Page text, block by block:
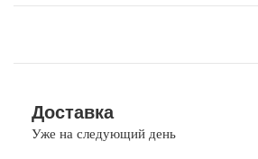
Доставка
Уже на следующий день